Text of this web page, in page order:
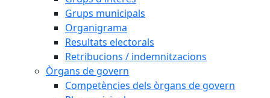
Grups municipals
Organigrama
Resultats electorals
Retribucions / indemnitzacions
Òrgans de govern
Competències dels òrgans de govern